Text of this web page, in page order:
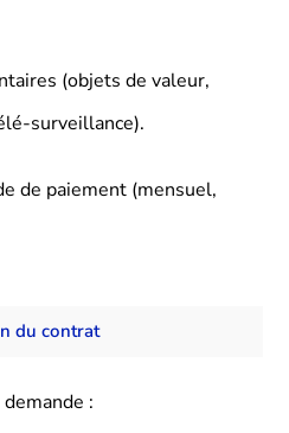
(objets de valeur,
surveillance).
de paiement (mensuel,
du contrat
: